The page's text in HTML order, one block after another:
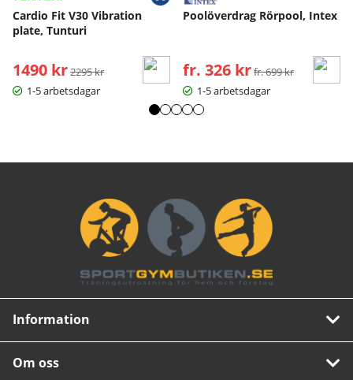
Cardio Fit V30 Vibration
plate, Tunturi
1490 kr Ordinarie pris:
2295 kr
1-5 arbetsdagar
Poolöverdrag Rörpool, Intex
fr. 326 kr Ordinarie pris:
fr. 699 kr
1-5 arbetsdagar
Information
Om oss